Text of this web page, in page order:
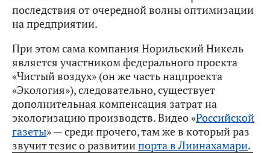
последствия от очередной волны оптимизации
на предприятии.
При этом сама компания Норильский Никель
является участником федерального проекта
«Чистый воздух» (он же часть нацпроекта
«Экология»), следовательно, существует
дополнительная компенсация затрат на
экологизацию производств. Видео «Российской
газеты» — среди прочего, там же в который раз
звучит тезис о развитиипорта в Лиинахамари.